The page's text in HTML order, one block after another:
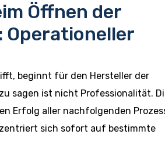
Öffnen der
Operationeller
beginnt für den Hersteller der
sagen ist nicht Professionalität.
Erfolg aller nachfolgenden
sich sofort auf bestimmte